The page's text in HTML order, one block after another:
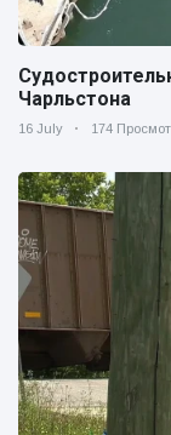
Чарльстона
16 July 174